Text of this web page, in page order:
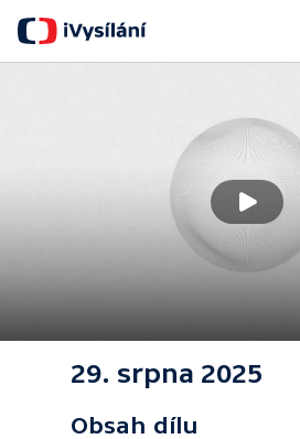
29. srpna 2025
Obsah dílu